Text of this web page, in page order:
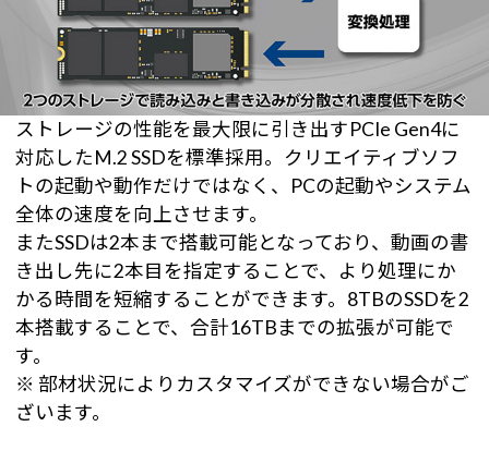
ストレージの性能を最大限に引き出すPCIe Gen4に
対応したM.2 SSDを標準採用。クリエイティブソフ
トの起動や動作だけではなく、PCの起動やシステム
全体の速度を向上させます。
またSSDは2本まで搭載可能となっており、動画の書
き出し先に2本目を指定することで、より処理にか
かる時間を短縮することができます。8TBのSSDを2
本搭載することで、合計16TBまでの拡張が可能で
す。
※ 部材状況によりカスタマイズができない場合がご
ざいます。